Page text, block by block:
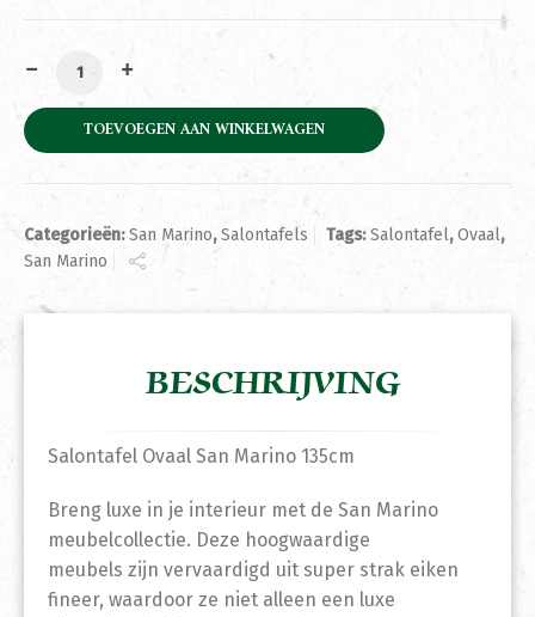
Salontafel Ovaal San Marino 135cm aantal
TOEVOEGEN AAN WINKELWAGEN
Categorieën:San Marino,Salontafels Tags:Salontafel,Ovaal,
San Marino
BESCHRIJVING
Salontafel Ovaal San Marino 135cm
Breng luxe in je interieur met de San Marino
meubelcollectie. Deze hoogwaardige
meubels zijn vervaardigd uit super strak eiken
fineer, waardoor ze niet alleen een luxe